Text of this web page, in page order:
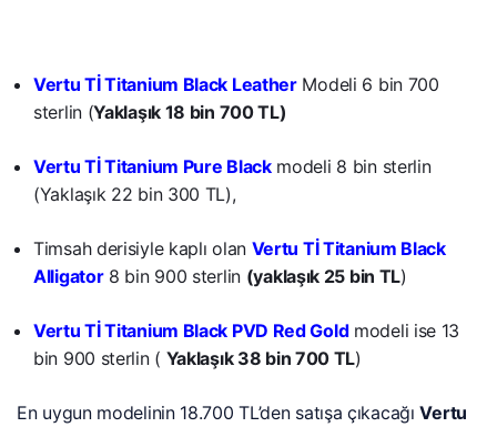
Vertu Tİ Titanium Black LeatherModeli 6 bin 700
sterlin (Yaklaşık 18 bin 700 TL)
Vertu Tİ Titanium Pure Blackmodeli 8 bin sterlin
(Yaklaşık 22 bin 300 TL),
Timsah derisiyle kaplı olan Vertu Tİ Titanium Black
Alligator 8 bin 900 sterlin (yaklaşık 25 bin TL)
Vertu Tİ Titanium Black PVD Red Gold modeli ise 13
bin 900 sterlin ( Yaklaşık 38 bin 700 TL)
En uygun modelinin 18.700 TL’den satışa çıkacağıVertu